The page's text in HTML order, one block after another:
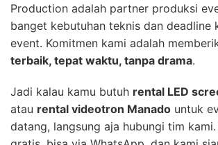
Production adalah partner produksi
banget kebutuhan teknis dan deadline
event. Komitmen kami adalah
terbaik, tepat waktu, tanpa drama.
Jadi kalau kamu butuh rental LED
atau rental videotron Manado untuk
datang, langsung aja hubungi tim kami.